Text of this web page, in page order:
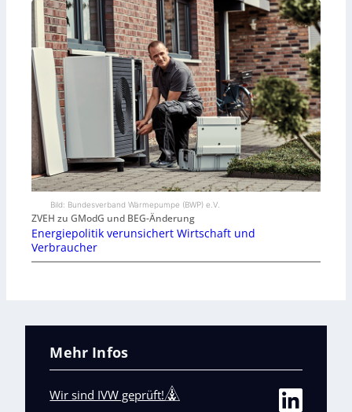
Bild: Bundesverband Wärmepumpe (BWP) e.V.
ZVEH zu GModG und BEG-Änderung
Energiepolitik verunsichert Wirtschaft und
Verbraucher
Mehr Infos
Wir sind IVW geprüft!